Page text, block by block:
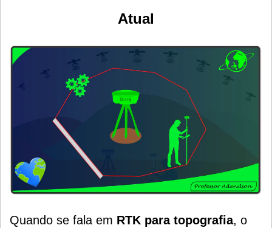
Atual
Quando se fala em RTK para topografia, o